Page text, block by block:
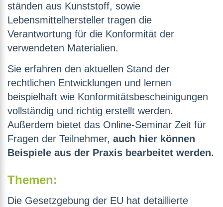
ständen aus Kunststoff, sowie
Lebensmittelhersteller tragen die
Verantwortung für die Konformität der
verwendeten Materialien.
Sie erfahren den aktuellen Stand der
rechtlichen Entwicklungen und lernen
beispielhaft wie Konformitätsbescheinigungen
vollständig und richtig erstellt werden.
Außerdem bietet das Online-Seminar Zeit für
Fragen der Teilnehmer, auch hier können
Beispiele aus der Praxis bearbeitet werden.
Themen:
Die Gesetzgebung der EU hat detaillierte